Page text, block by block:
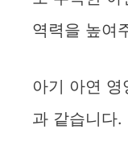
역력을 높여
아기 아연 영
과 같습니다.